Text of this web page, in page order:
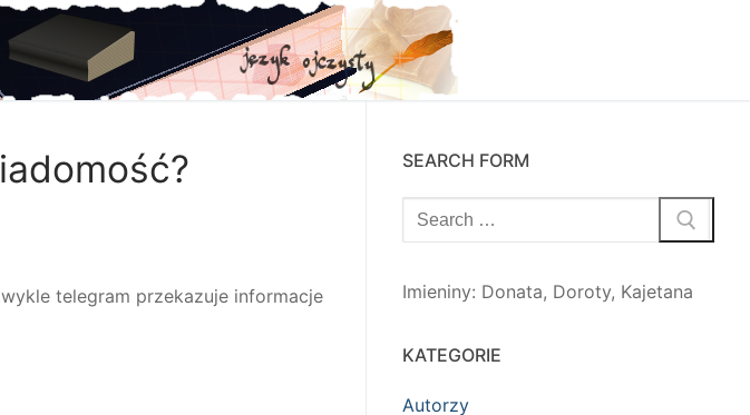
telegram przekazuje informacje
SEARCH FORM
Szukaj:
Imieniny: Donata, Doroty, Kajetana
KATEGORIE
Autorzy